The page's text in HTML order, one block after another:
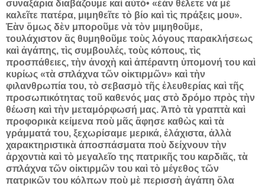
συναξάρια διαβάζουμε καὶ αὐτό• «ἐὰν θέλετε νὰ μὲ
καλεῖτε πατέρα, μιμηθεῖτε τὸ βίο καὶ τὶς πράξεις μου».
Ἐὰν ὅμως δὲν μποροῦμε νὰ τὸν μιμηθοῦμε,
τουλάχιστον ἂς θυμηθοῦμε τοὺς λόγους παρακλήσεως
καὶ ἀγάπης, τὶς συμβουλές, τοὺς κόπους, τὶς
προσπάθειες, τὴν ἀνοχὴ καὶ ἀπέραντη ὑπομονή του καὶ
κυρίως «τὰ σπλάχνα τῶν οἰκτιρμῶν» καὶ τὴν
φιλανθρωπία του, τὸ σεβασμὸ τῆς ἐλευθερίας καὶ τῆς
προσωπικότητας τοῦ καθενός μας στὸ δρόμο πρὸς τὴν
θέωση καὶ τὴν μεταμόρφωσή μας. Ἀπὸ τὰ γραπτὰ καὶ
προφορικὰ κείμενα ποὺ μᾶς ἄφησε καθὼς καὶ τὰ
γράμματά του, ξεχωρίσαμε μερικά, ἐλάχιστα, ἀλλὰ
χαρακτηριστικὰ ἀποσπάσματα ποὺ δείχνουν τὴν
ἀρχοντιὰ καὶ τὸ μεγαλεῖο της πατρικῆς του καρδιᾶς, τὰ
σπλάχνα τῶν οἰκτιρμῶν του καὶ τὸ μέγεθος τῶν
πατρικῶν του κόλπων ποὺ μὲ περισσὴ ἀγάπη ὅλα